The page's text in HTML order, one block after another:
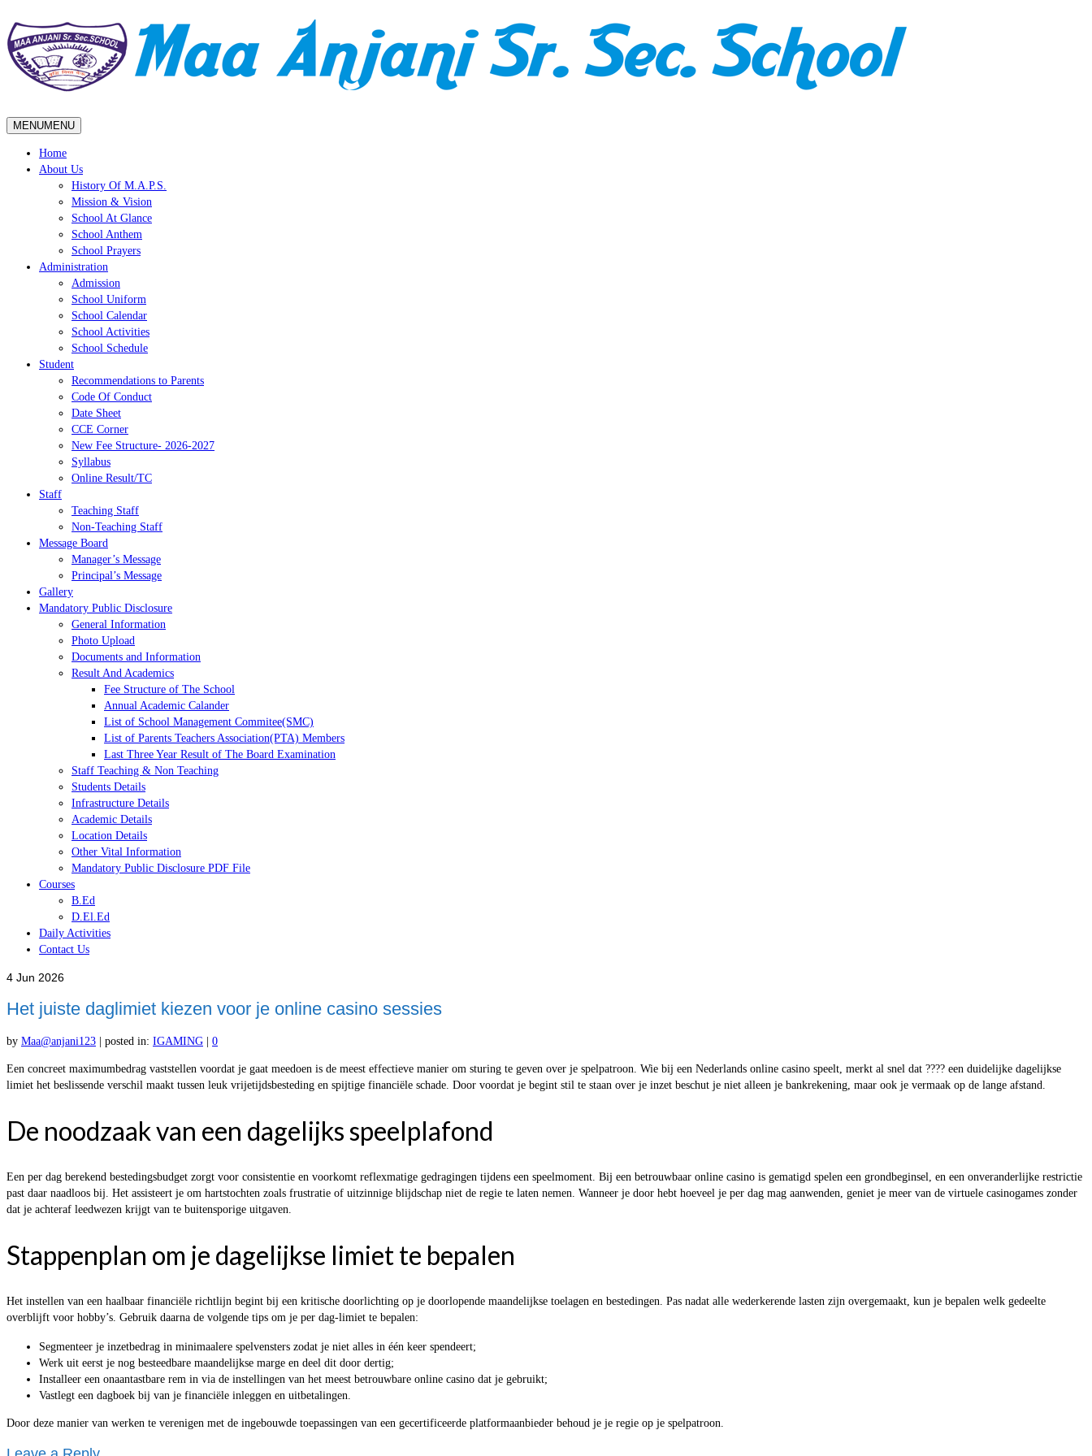
MENUMENU
Home
About Us
History Of M.A.P.S.
Mission & Vision
School At Glance
School Anthem
School Prayers
Administration
Admission
School Uniform
School Calendar
School Activities
School Schedule
Student
Recommendations to Parents
Code Of Conduct
Date Sheet
CCE Corner
New Fee Structure- 2026-2027
Syllabus
Online Result/TC
Staff
Teaching Staff
Non-Teaching Staff
Message Board
Manager’s Message
Principal’s Message
Gallery
Mandatory Public Disclosure
General Information
Photo Upload
Documents and Information
Result And Academics
Fee Structure of The School
Annual Academic Calander
List of School Management Commitee(SMC)
List of Parents Teachers Association(PTA) Members
Last Three Year Result of The Board Examination
Staff Teaching & Non Teaching
Students Details
Infrastructure Details
Academic Details
Location Details
Other Vital Information
Mandatory Public Disclosure PDF File
Courses
B.Ed
D.El.Ed
Daily Activities
Contact Us
4 Jun 2026
Het juiste daglimiet kiezen voor je online casino sessies
by Maa@anjani123 | posted in: IGAMING | 0
Een concreet maximumbedrag vaststellen voordat je gaat meedoen is de meest effectieve manier om sturing te geven over je spelpatroon. Wie bij een Nederlands online casino speelt, merkt al snel dat ???? een duidelijke dagelijkse
limiet het beslissende verschil maakt tussen leuk vrijetijdsbesteding en spijtige financiële schade. Door voordat je begint stil te staan over je inzet beschut je niet alleen je bankrekening, maar ook je vermaak op de lange afstand.
De noodzaak van een dagelijks speelplafond
Een per dag berekend bestedingsbudget zorgt voor consistentie en voorkomt reflexmatige gedragingen tijdens een speelmoment. Bij een betrouwbaar online casino is gematigd spelen een grondbeginsel, en een onveranderlijke restrictie
past daar naadloos bij. Het assisteert je om hartstochten zoals frustratie of uitzinnige blijdschap niet de regie te laten nemen. Wanneer je door hebt hoeveel je per dag mag aanwenden, geniet je meer van de virtuele casinogames zonder
dat je achteraf leedwezen krijgt van te buitensporige uitgaven.
Stappenplan om je dagelijkse limiet te bepalen
Het instellen van een haalbaar financiële richtlijn begint bij een kritische doorlichting op je doorlopende maandelijkse toelagen en bestedingen. Pas nadat alle wederkerende lasten zijn overgemaakt, kun je bepalen welk gedeelte
overblijft voor hobby’s. Gebruik daarna de volgende tips om je per dag-limiet te bepalen:
Segmenteer je inzetbedrag in minimaalere spelvensters zodat je niet alles in één keer spendeert;
Werk uit eerst je nog besteedbare maandelijkse marge en deel dit door dertig;
Installeer een onaantastbare rem in via de instellingen van het meest betrouwbare online casino dat je gebruikt;
Vastlegt een dagboek bij van je financiële inleggen en uitbetalingen.
Door deze manier van werken te verenigen met de ingebouwde toepassingen van een gecertificeerde platformaanbieder behoud je je regie op je spelpatroon.